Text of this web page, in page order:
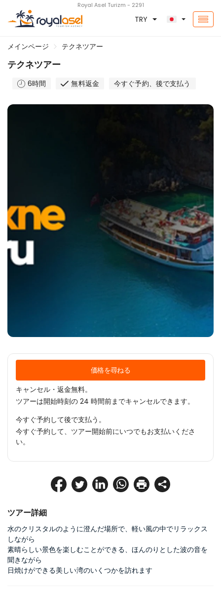
Royal Asel Turizm - 2291
TRY
メインページ テクネツアー
テクネツアー
6時間 無料返金 今すぐ予約、後で支払う
ツアー詳細
水のクリスタルのように澄んだ場所で、軽い風の中でリラックス
しながら
素晴らしい景色を楽しむことができる、ほんのりとした波の音を
聞きながら
日焼けができる美しい湾のいくつかを訪れます
価格を尋ねる
キャンセル・返金無料。
ツアーは開始時刻の 24 時間前までキャンセルできます。
今すぐ予約して後で支払う。
今すぐ予約して、ツアー開始前にいつでもお支払いくださ
い。